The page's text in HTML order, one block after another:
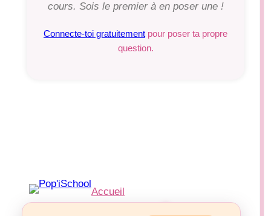
cours. Sois le premier à en poser une !
Connecte-toi gratuitement pour poser ta propre
question.
Accueil